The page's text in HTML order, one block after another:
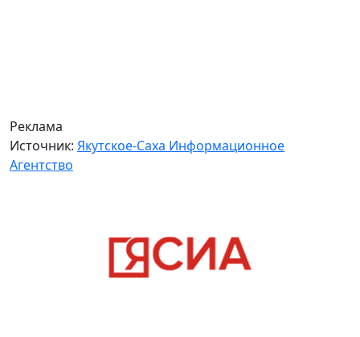
Реклама
Источник: Якутское-Саха Информационное
Агентство